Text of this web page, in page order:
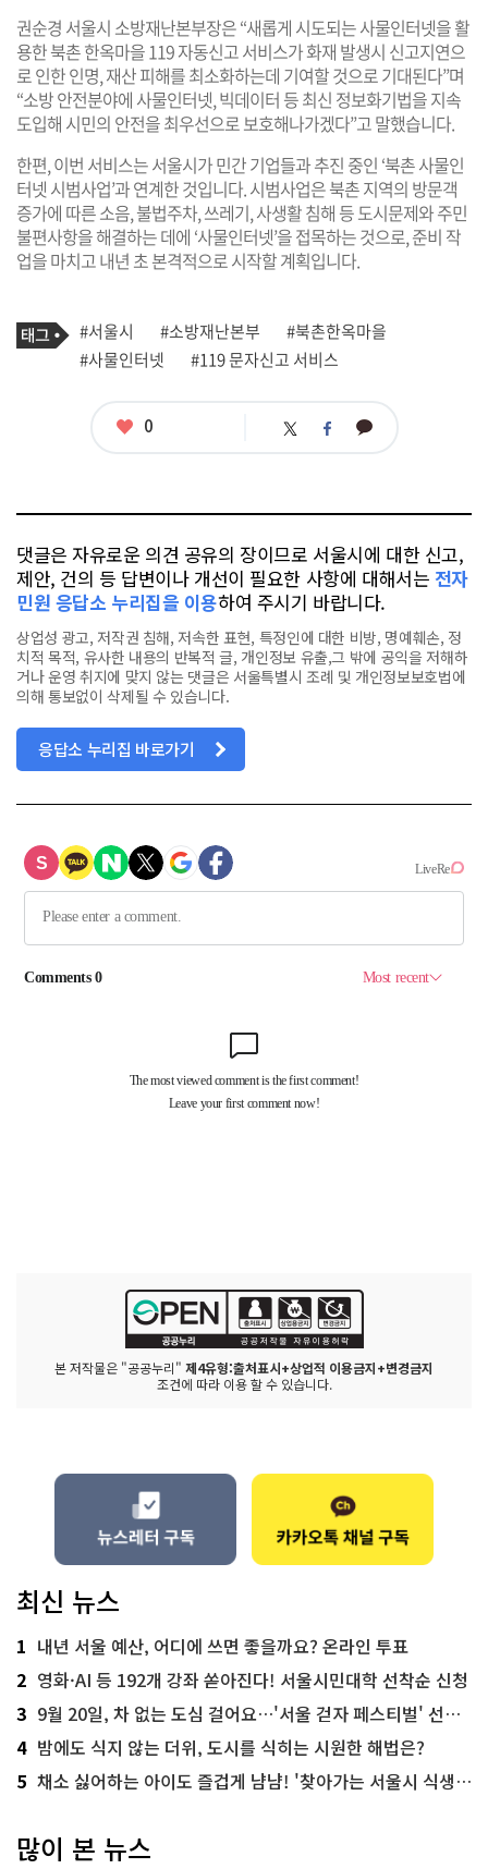
권순경 서울시 소방재난본부장은 “새롭게 시도되는 사물인터넷을 활
용한 북촌 한옥마을 119 자동신고 서비스가 화재 발생시 신고지연으
로 인한 인명, 재산 피해를 최소화하는데 기여할 것으로 기대된다”며
“소방 안전분야에 사물인터넷, 빅데이터 등 최신 정보화기법을 지속
도입해 시민의 안전을 최우선으로 보호해나가겠다”고 말했습니다.
한편, 이번 서비스는 서울시가 민간 기업들과 추진 중인 ‘북촌 사물인
터넷 시범사업’과 연계한 것입니다. 시범사업은 북촌 지역의 방문객
증가에 따른 소음, 불법주차, 쓰레기, 사생활 침해 등 도시문제와 주민
불편사항을 해결하는 데에 ‘사물인터넷’을 접목하는 것으로, 준비 작
업을 마치고 내년 초 본격적으로 시작할 계획입니다.
기
사
관
련
태
그
#서울시 #소방재난본부
#북촌한옥마을
#사물인터넷
#119 문자신고 서비스
좋
0 트 페 카
댓글은 자유로운 의견 공유의 장이므로 서울시에 대한 신고,
제안, 건의 등 답변이나 개선이 필요한 사항에 대해서는 전자
민원 응답소 누리집을 이용하여 주시기 바랍니다.
상업성 광고, 저작권 침해, 저속한 표현, 특정인에 대한 비방, 명예훼손, 정
치적 목적, 유사한 내용의 반복적 글, 개인정보 유출,그 밖에 공익을 저해하
거나 운영 취지에 맞지 않는 댓글은 서울특별시 조례 및 개인정보보호법에
의해 통보없이 삭제될 수 있습니다.
응답소 누리집 바로가기
본 저작물은 "공공누리" 제4유형:출처표시+상업적 이용금지+변경금지
조건에 따라 이용 할 수 있습니다.
최신 뉴스
1 내년 서울 예산, 어디에 쓰면 좋을까요? 온라인 투표
2 영화·AI 등 192개 강좌 쏟아진다! 서울시민대학 선착순 신청
3 9월 20일, 차 없는 도심 걸어요…'서울 걷자 페스티벌' 선착순 5천명
4 밤에도 식지 않는 더위, 도시를 식히는 시원한 해법은?
5 채소 싫어하는 아이도 즐겁게 냠냠! '찾아가는 서울시 식생활 교육' 현장
많이 본 뉴스